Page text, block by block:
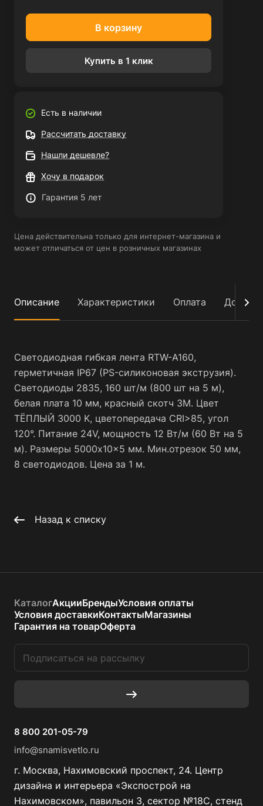
В корзину
Купить в 1 клик
Есть в наличии
Рассчитать доставку
Нашли дешевле?
Хочу в подарок
Гарантия 5 лет
Цена действительна только для интернет-магазина и
может отличаться от цен в розничных магазинах
Описание Характеристики Оплата
Светодиодная гибкая лента RTW-A160,
герметичная IP67 (PS-силиконовая экструзия).
Светодиоды 2835, 160 шт/м (800 шт на 5 м),
белая плата 10 мм, красный скотч 3М. Цвет
ТЁПЛЫЙ 3000 K, цветопередача CRI>85, угол
120°. Питание 24V, мощность 12 Вт/м (60 Вт на 5
м). Размеры 5000x10x5 мм. Мин.отрезок 50 мм,
8 светодиодов. Цена за 1 м.
Назад к списку
КаталогАкцииБрендыУсловия оплаты
Условия доставкиКонтактыМагазины
Гарантия на товарОферта
8 800 201-05-79
info@snamisvetlo.ru
г. Москва, Нахимовский проспект, 24. Центр
дизайна и интерьера «Экспострой на
Нахимовском», павильон 3, сектор №18С, стенд